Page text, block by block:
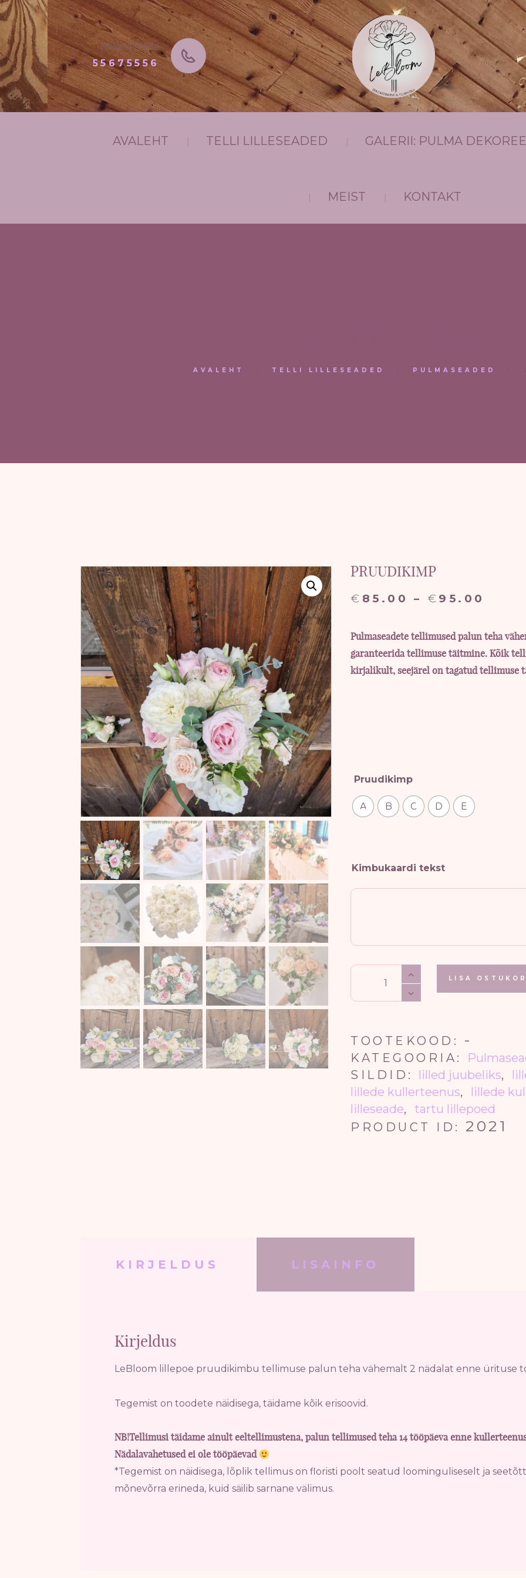
Helista meile
55675556
AVALEHT TELLI LILLESEADED GALERII: PULMA
MEIST KONTAKT
AVALEHT TELLI LILLESEADED PULMASEADED
PRUUDIKIMP
€ 85.00 – € 95.00
Pulmaseadete tellimused palun teha
garanteerida tellimuse täitmine. Kõik
kirjalikult, seejärel on tagatud tellimuse
Pruudikimp
A B C D E
Kimbukaardi tekst
Pruudikimp
LISA
TOOTEKOOD: -
KATEGOORIA:
SILDID: lilled juubeliks,
lillede kullerteenus, lillede
lilleseade, tartu lillepoed
PRODUCT ID:2021
KIRJELDUS LISAINFO
Kirjeldus
LeBloom lillepoe pruudikimbu tellimuse palun teha vähemalt 2 nädalat enne ürituse
Tegemist on toodete näidisega, täidame kõik erisoovid.
NB!Tellimusi täidame ainult eeltellimustena, palun tellimused teha 14 tööpäeva enne
Nädalavahetused ei ole tööpäevad
*Tegemist on näidisega, lõplik tellimus on floristi poolt seatud loominguliseselt ja
mõnevõrra erineda, kuid säilib sarnane välimus.